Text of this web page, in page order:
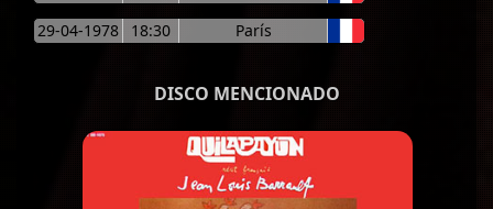
29-04-1978
18:30 París
DISCO MENCIONADO